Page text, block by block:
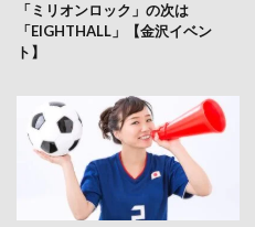
「ミリオンロック」の次は
「EIGHTHALL」【金沢イベン
ト】